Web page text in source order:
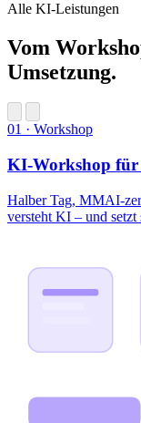
Alle KI-Leistungen
Vom
Umsetzung.
01 · Workshop
KI-Workshop für
Halber Tag, MMAI-
versteht KI – und setzt